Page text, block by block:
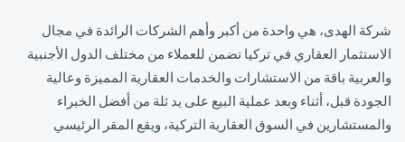
شركة الهدى، هي واحدة من أكبر وأهم الشركات الرائدة في مجال
الاستثمار العقاري في تركيا تضمن للعملاء من مختلف الدول الأجنبية
والعربية باقة من الاستشارات والخدمات العقارية المميزة وعالية
الجودة قبل، أثناء وبعد عملية البيع على يد ثلة من أفضل الخبراء
والمستشارين في السوق العقارية التركية، ويقع المقر الرئيسي